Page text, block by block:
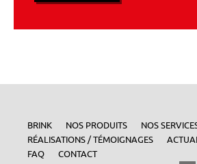
BRINK NOS PRODUITS
NOS
RÉALISATIONS / TÉMOIGNAGES
FAQ
CONTACT